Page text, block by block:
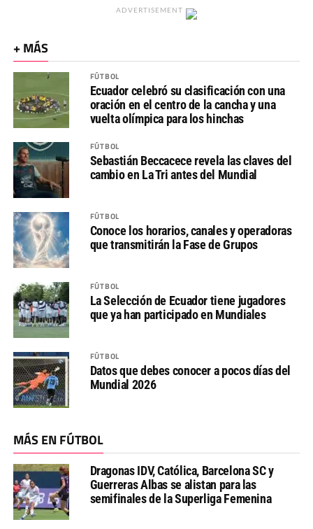
ADVERTISEMENT
+ MÁS
FÚTBOL
Ecuador celebró su clasificación con una
oración en el centro de la cancha y una
vuelta olímpica para los hinchas
FÚTBOL
Sebastián Beccacece revela las claves del
cambio en La Tri antes del Mundial
FÚTBOL
Conoce los horarios, canales y operadoras
que transmitirán la Fase de Grupos
FÚTBOL
La Selección de Ecuador tiene jugadores
que ya han participado en Mundiales
FÚTBOL
Datos que debes conocer a pocos días del
Mundial 2026
MÁS EN FÚTBOL
Dragonas IDV, Católica, Barcelona SC y
Guerreras Albas se alistan para las
semifinales de la Superliga Femenina